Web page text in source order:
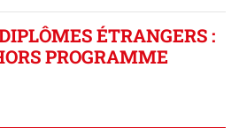
ÉTRANGERS :
PROGRAMME